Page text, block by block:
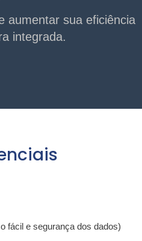
aumentar sua eficiência
integrada.
fácil e segurança dos dados)